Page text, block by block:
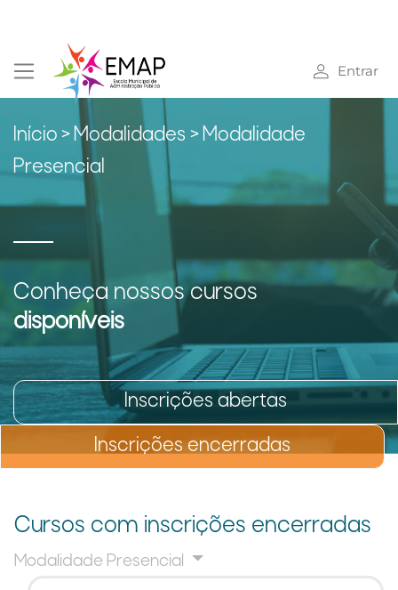
Entrar
Início >Modalidades >Modalidade
Presencial
Conheça nossos cursos
disponíveis
Inscrições abertas
Inscrições encerradas
Cursos com inscrições encerradas
Modalidade Presencial